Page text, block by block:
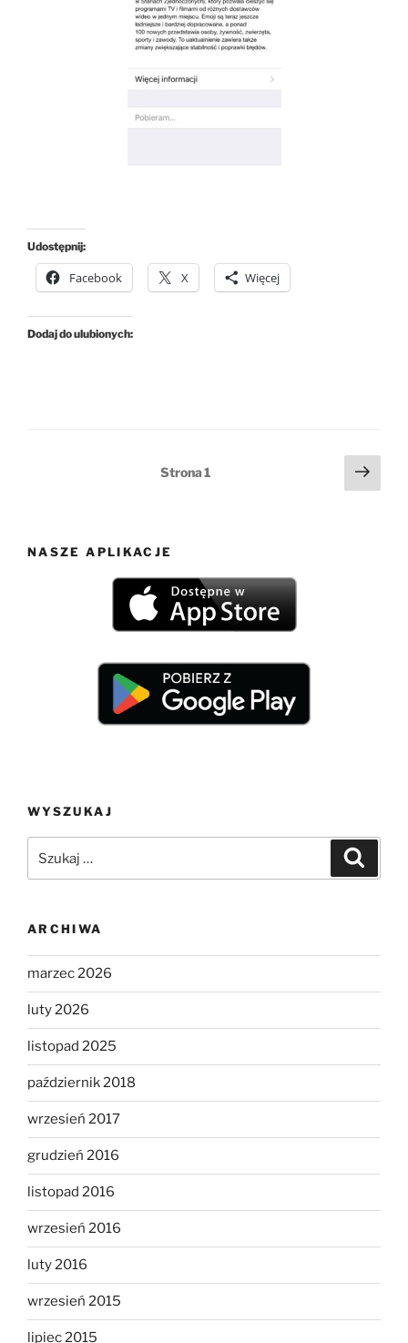
Udostępnij:
Facebook X Więcej
Dodaj do ulubionych:
Strona1
NASZE APLIKACJE
WYSZUKAJ
ARCHIWA
marzec 2026
luty 2026
listopad 2025
październik 2018
wrzesień 2017
grudzień 2016
listopad 2016
wrzesień 2016
luty 2016
wrzesień 2015
lipiec 2015